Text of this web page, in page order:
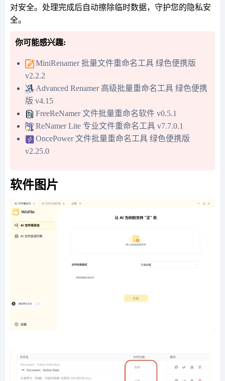
对安全。处理完成后自动擦除临时数据，守护您的隐私安
全。
你可能感兴趣:
MiniRenamer 批量文件重命名工具 绿色便携版
v2.2.2
Advanced Renamer 高级批量重命名工具 绿色便携
版 v4.15
FreeReNamer 文件批量重命名软件 v0.5.1
ReNamer Lite 专业文件重命名工具 v7.7.0.1
OncePower 文件批量重命名工具 绿色便携版
v2.25.0
软件图片